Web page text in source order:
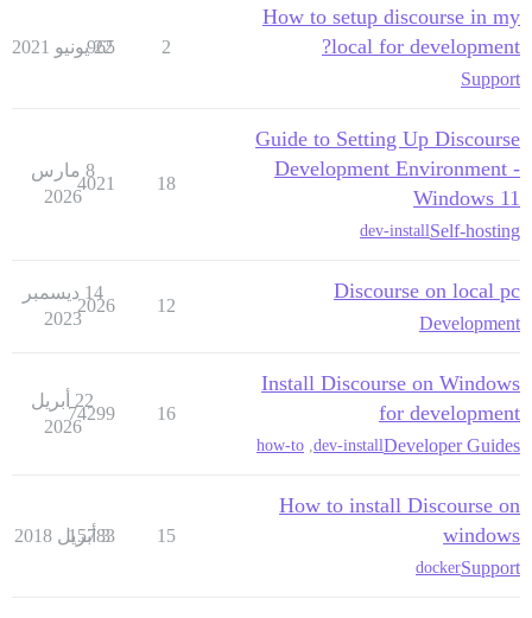
How to setup discourse in my
local for development?
Support
2
965
22 يونيو 2021
Guide to Setting Up Discourse
Development Environment -
Windows 11
Self-hosting
dev-install
18
4021
8 مارس
2026
Discourse on local pc
Development
12
2026
14 ديسمبر
2023
Install Discourse on Windows
for development
Developer Guides
dev-install
,
how-to
16
74299
22 أبريل
2026
How to install Discourse on
windows
Support
docker
15
15783
3 أبريل 2018